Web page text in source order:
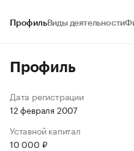
ПрофильВиды деятельности
Профиль
Дата регистрации
12 февраля 2007
Уставной капитал
10 000 ₽